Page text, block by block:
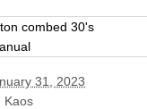
combed 30's
31, 2023
Kaos